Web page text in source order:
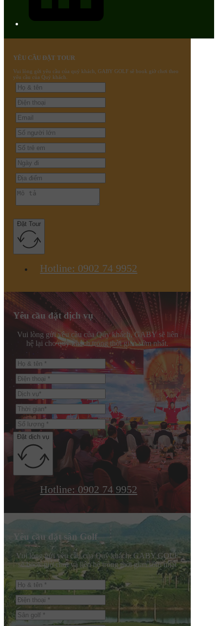
YÊU CẦU ĐẶT TOUR
Vui lòng gửi yêu cầu của quý khách, GABY GOLF sẽ book giờ chơi theo
yêu cầu của Quý khách.
Đặt Tour
Hotline: 0902 74 9952
Yêu cầu đặt dịch vụ
Vui lòng gửi yêu cầu của Qúy khách, GABY sẽ liên
hệ lại cho quý khách trong thời gian sớm nhất.
Đặt dịch vụ
Hotline: 0902 74 9952
Yêu cầu đặt sân Golf
Vui lòng gửi yêu cầu của Quý khách, GABY GOLF
sẽ book giờ chơi và liên hệ trong thời gian sớm nhất